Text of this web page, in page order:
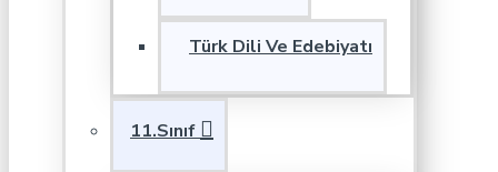
Türk Dili Ve Edebiyatı
11.Sınıf